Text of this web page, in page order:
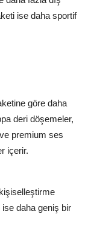
ise daha sportif
göre daha
deri döşemeler,
premium ses
içerir.
daha geniş bir